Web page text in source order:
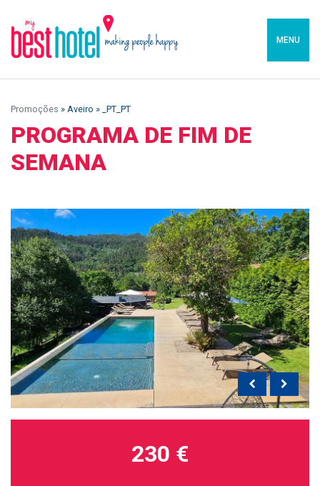
MENU
Promoções » Aveiro » _PT_PT
PROGRAMA DE FIM DE
SEMANA
230 €